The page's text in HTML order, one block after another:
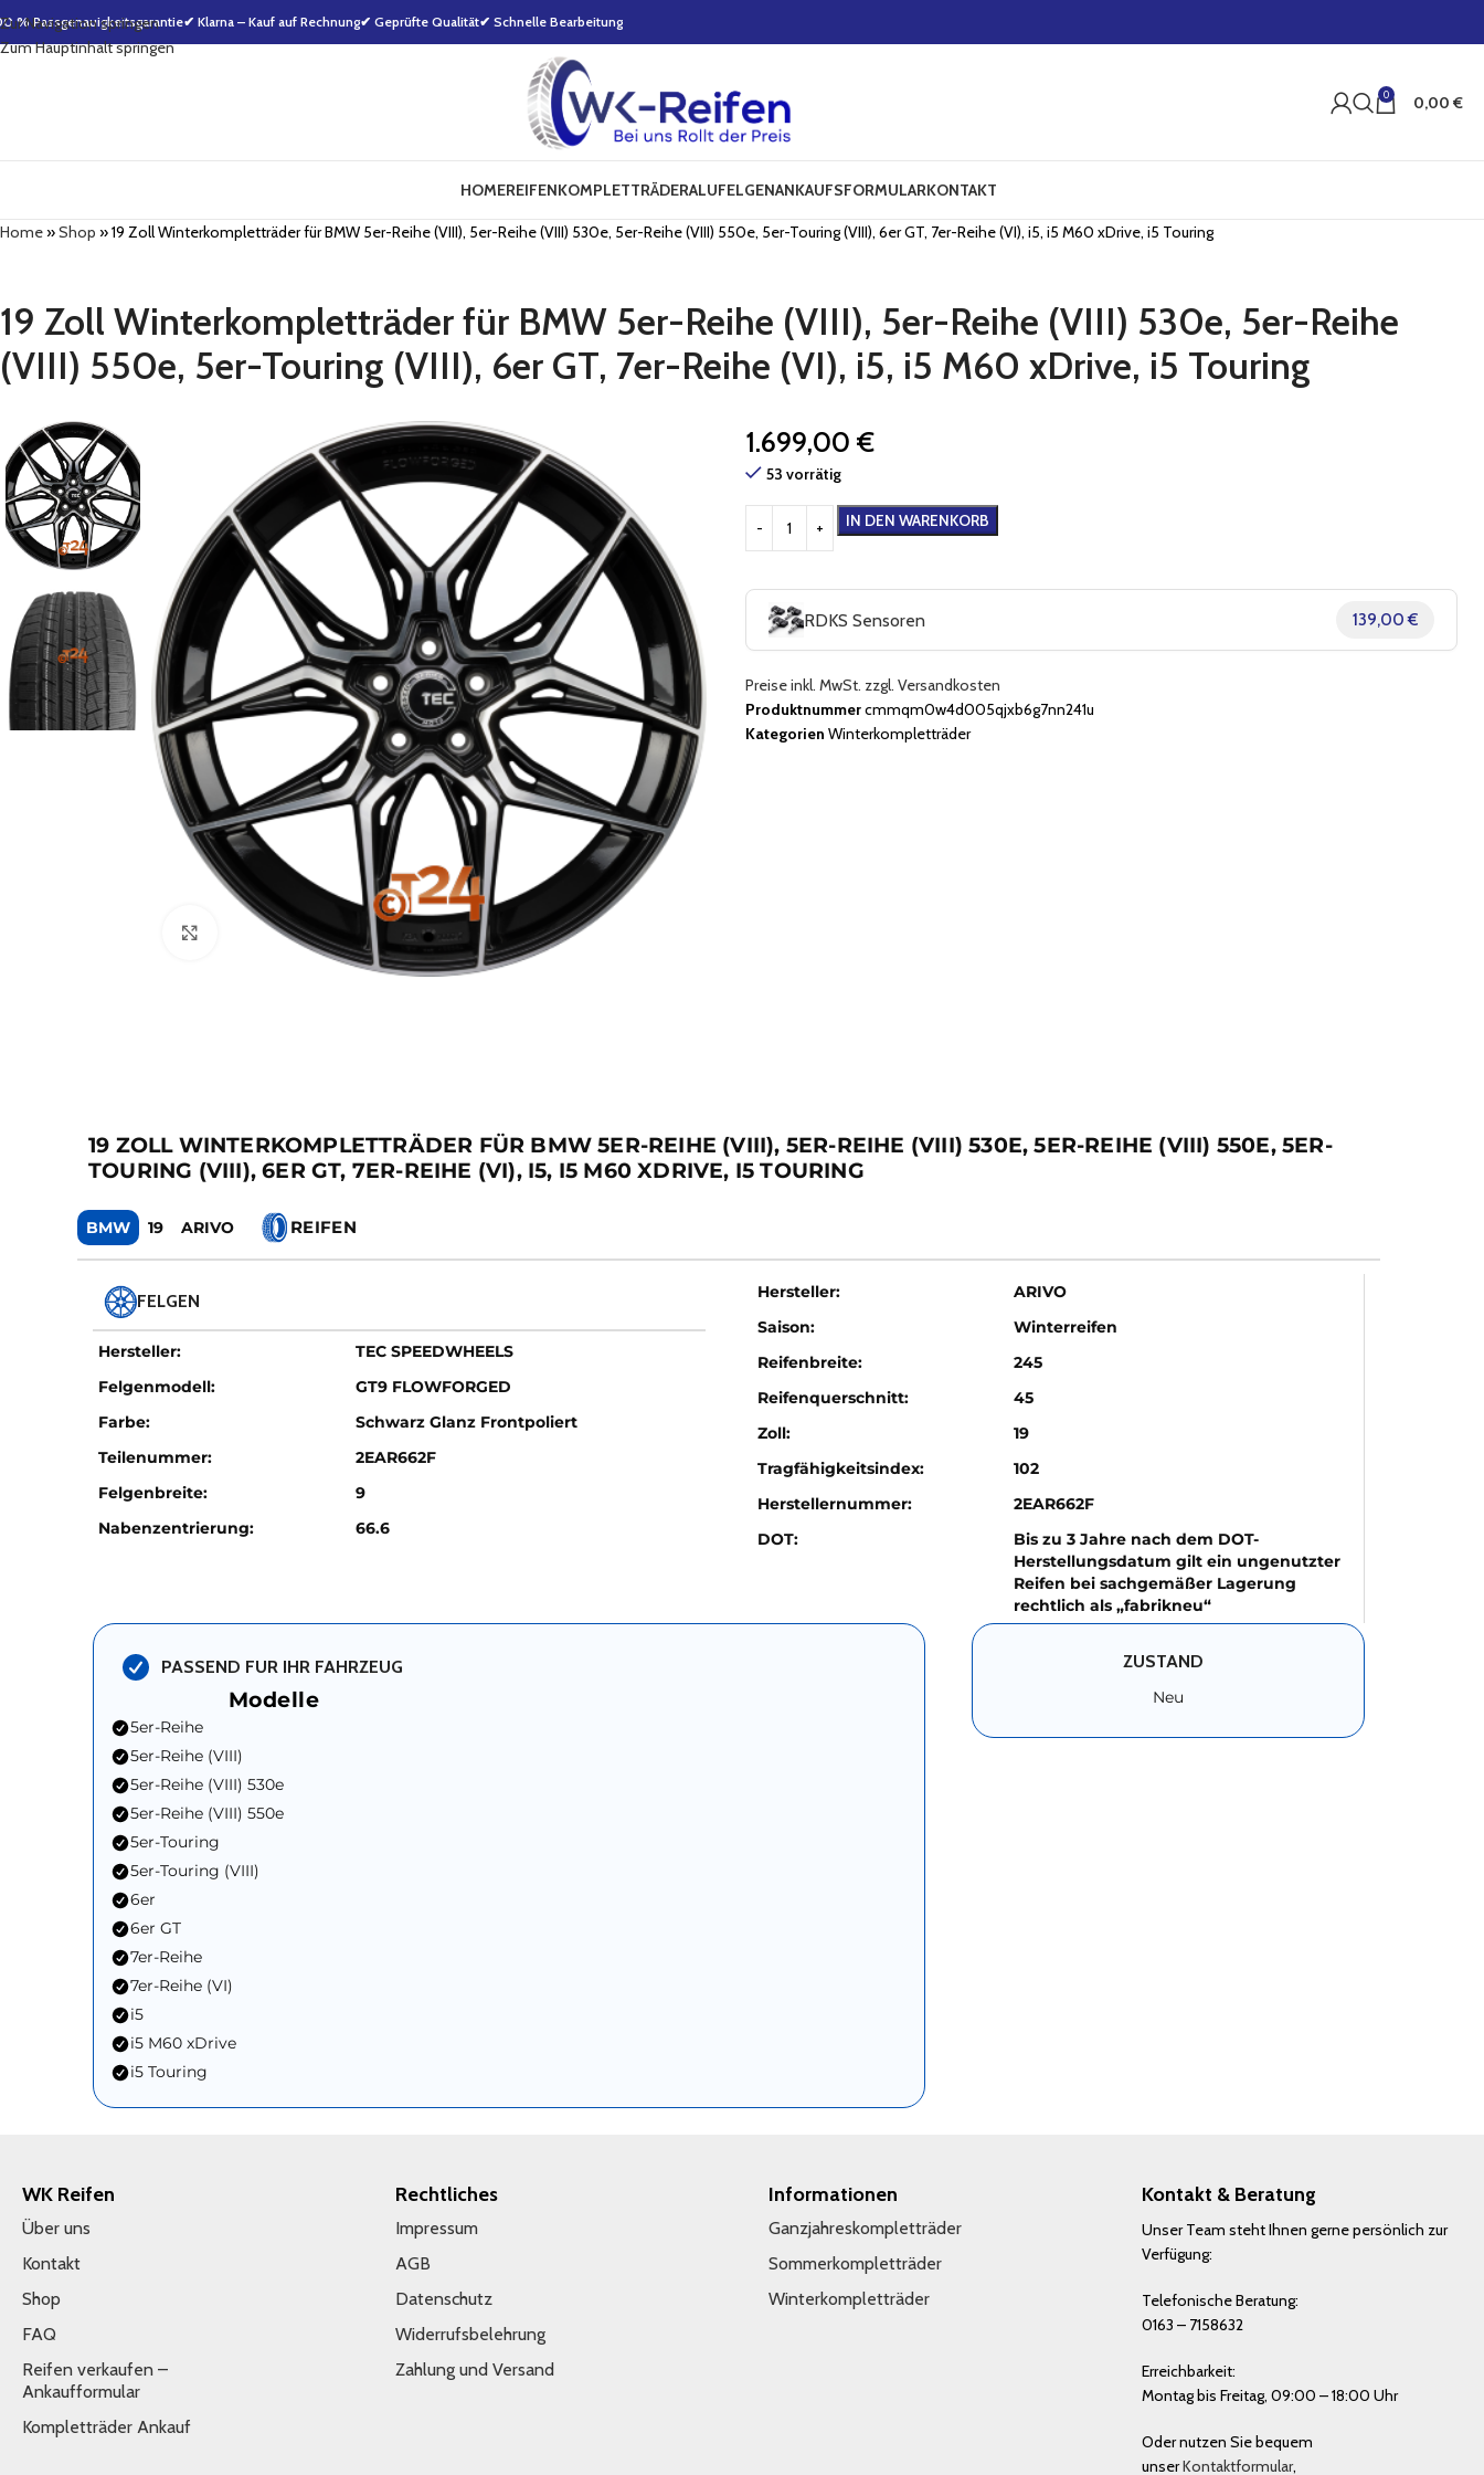
Zur Navigation springen
Zum Hauptinhalt springen
% Passgenauigkeitsgarantie✔ Klarna – Kauf auf Rechnung✔ Geprüfte Qualität✔ Schnelle Bearbeitung
0 0,00 €
HOMEREIFENKOMPLETTRÄDERALUFELGENANKAUFSFORMULARKONTAKT
Home»Shop »19 Zoll Winterkompletträder für BMW 5er-Reihe (VIII), 5er-Reihe (VIII) 530e, 5er-Reihe (VIII) 550e, 5er-Touring (VIII), 6er GT, 7er-Reihe (VI), i5, i5 M60 xDrive, i5 Touring
19 Zoll Winterkompletträder für BMW 5er-Reihe (VIII), 5er-Reihe (VIII) 530e, 5er-Reihe
(VIII) 550e, 5er-Touring (VIII), 6er GT, 7er-Reihe (VI), i5, i5 M60 xDrive, i5 Touring
Zum Vergrößern klicken
1.699,00 €
53 vorrätig
IN DEN WARENKORB
RDKS Sensoren 139,00 €
Preise inkl. MwSt. zzgl. Versandkosten
Produktnummercmmqm0w4d005qjxb6g7nn241u
Kategorien Winterkompletträder
19 ZOLL WINTERKOMPLETTRÄDER FÜR BMW 5ER-REIHE (VIII), 5ER-REIHE (VIII) 530E, 5ER-REIHE (VIII) 550E, 5ER-
TOURING (VIII), 6ER GT, 7ER-REIHE (VI), I5, I5 M60 XDRIVE, I5 TOURING
BMW 19 ARIVO REIFEN
FELGEN
Hersteller:
TEC SPEEDWHEELS
Felgenmodell:
GT9 FLOWFORGED
Farbe:
Schwarz Glanz Frontpoliert
Teilenummer:
2EAR662F
Felgenbreite:
9
Nabenzentrierung:
66.6
Hersteller:
ARIVO
Saison:
Winterreifen
Reifenbreite:
245
Reifenquerschnitt:
45
Zoll:
19
Tragfähigkeitsindex:
102
Herstellernummer:
2EAR662F
DOT:
Bis zu 3 Jahre nach dem DOT-
Herstellungsdatum gilt ein ungenutzter
Reifen bei sachgemäßer Lagerung
rechtlich als „fabrikneu“
PASSEND FUR IHR FAHRZEUG
Modelle
5er-Reihe
5er-Reihe (VIII)
5er-Reihe (VIII) 530e
5er-Reihe (VIII) 550e
5er-Touring
5er-Touring (VIII)
6er
6er GT
7er-Reihe
7er-Reihe (VI)
i5
i5 M60 xDrive
i5 Touring
ZUSTAND
Neu
WK Reifen
Über uns
Kontakt
Shop
FAQ
Reifen verkaufen –
Ankaufformular
Kompletträder Ankauf
Rechtliches
Impressum
AGB
Datenschutz
Widerrufsbelehrung
Zahlung und Versand
Informationen
Ganzjahreskompletträder
Sommerkompletträder
Winterkompletträder
Kontakt & Beratung
Unser Team steht Ihnen gerne persönlich zur
Verfügung:
Telefonische Beratung:
0163 – 7158632
Erreichbarkeit:
Montag bis Freitag, 09:00 – 18:00 Uhr
Oder nutzen Sie bequem
unserKontaktformular,